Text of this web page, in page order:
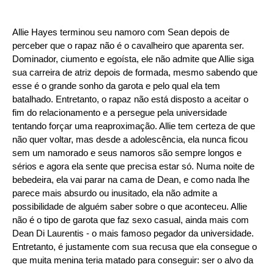
Allie Hayes terminou seu namoro com Sean depois de
perceber que o rapaz não é o cavalheiro que aparenta ser.
Dominador, ciumento e egoísta, ele não admite que Allie siga
sua carreira de atriz depois de formada, mesmo sabendo que
esse é o grande sonho da garota e pelo qual ela tem
batalhado. Entretanto, o rapaz não está disposto a aceitar o
fim do relacionamento e a persegue pela universidade
tentando forçar uma reaproximação. Allie tem certeza de que
não quer voltar, mas desde a adolescência, ela nunca ficou
sem um namorado e seus namoros são sempre longos e
sérios e agora ela sente que precisa estar só. Numa noite de
bebedeira, ela vai parar na cama de Dean, e como nada lhe
parece mais absurdo ou inusitado, ela não admite a
possibilidade de alguém saber sobre o que aconteceu. Allie
não é o tipo de garota que faz sexo casual, ainda mais com
Dean Di Laurentis - o mais famoso pegador da universidade.
Entretanto, é justamente com sua recusa que ela consegue o
que muita menina teria matado para conseguir: ser o alvo da